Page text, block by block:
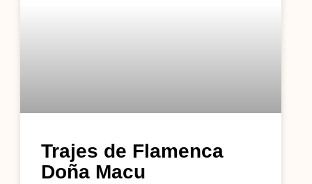
Trajes de Flamenca
Doña Macu